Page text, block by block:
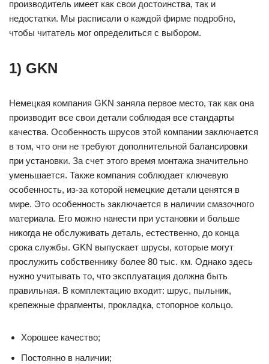
производитель имеет как свои достоинства, так и
недостатки. Мы расписали о каждой фирме подробно,
чтобы читатель мог определиться с выбором.
1) GKN
Немецкая компания GKN заняла первое место, так как она
производит все свои детали соблюдая все стандарты
качества. Особенность шрусов этой компании заключается
в том, что они не требуют дополнительной балансировки
при установки. За счет этого время монтажа значительно
уменьшается. Также компания соблюдает ключевую
особенность, из-за которой немецкие детали ценятся в
мире. Это особенность заключается в наличии смазочного
материала. Его можно нанести при установки и больше
никогда не обслуживать деталь, естественно, до конца
срока службы. GKN выпускает шрусы, которые могут
прослужить собственнику более 80 тыс. км. Однако здесь
нужно учитывать то, что эксплуатация должна быть
правильная. В комплектацию входит: шрус, пыльник,
крепежные фрагменты, прокладка, стопорное кольцо.
Хорошее качество;
Постоянно в наличии;